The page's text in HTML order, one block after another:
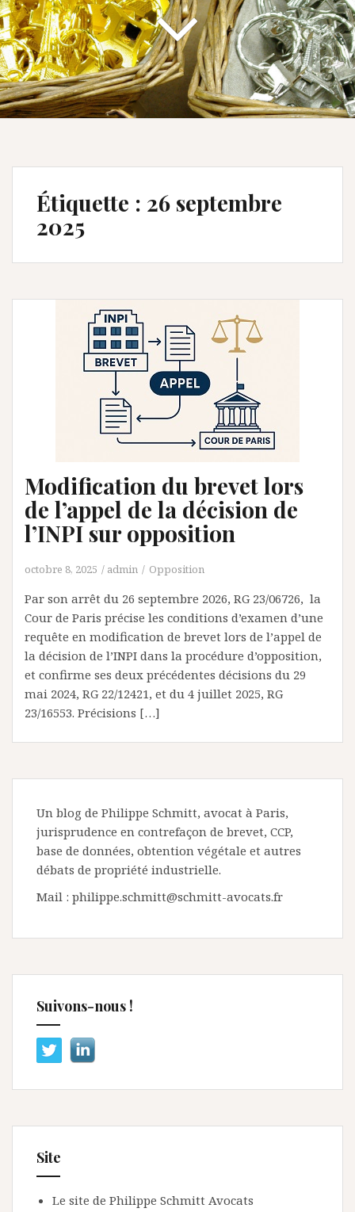
Étiquette : 26 septembre
2025
Modification du brevet lors
de l’appel de la décision de
l’INPI sur opposition
octobre 8, 2025 admin Opposition
Par son arrêt du 26 septembre 2026, RG 23/06726, la
Cour de Paris précise les conditions d’examen d’une
requête en modification de brevet lors de l’appel de
la décision de l’INPI dans la procédure d’opposition,
et confirme ses deux précédentes décisions du 29
mai 2024, RG 22/12421, et du 4 juillet 2025, RG
23/16553. Précisions […]
Un blog de Philippe Schmitt, avocat à Paris,
jurisprudence en contrefaçon de brevet, CCP,
base de données, obtention végétale et autres
débats de propriété industrielle.
Mail : philippe.schmitt@schmitt-avocats.fr
Suivons-nous !
Site
Le site de Philippe Schmitt Avocats